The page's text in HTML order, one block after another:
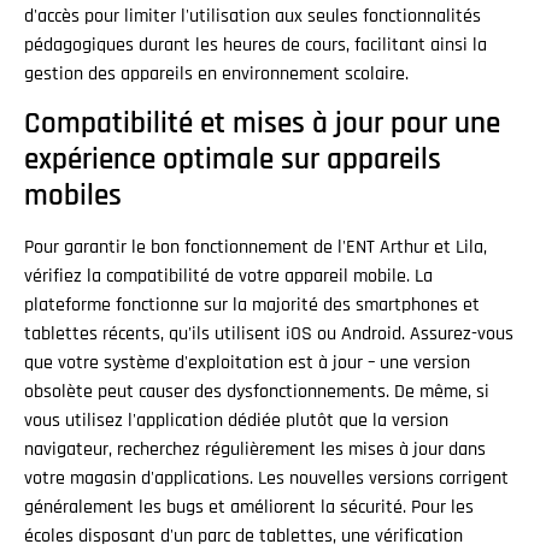
d'accès pour limiter l'utilisation aux seules fonctionnalités
pédagogiques durant les heures de cours, facilitant ainsi la
gestion des appareils en environnement scolaire.
Compatibilité et mises à jour pour une
expérience optimale sur appareils
mobiles
Pour garantir le bon fonctionnement de l'ENT Arthur et Lila,
vérifiez la compatibilité de votre appareil mobile. La
plateforme fonctionne sur la majorité des smartphones et
tablettes récents, qu'ils utilisent iOS ou Android. Assurez-vous
que votre système d'exploitation est à jour – une version
obsolète peut causer des dysfonctionnements. De même, si
vous utilisez l'application dédiée plutôt que la version
navigateur, recherchez régulièrement les mises à jour dans
votre magasin d'applications. Les nouvelles versions corrigent
généralement les bugs et améliorent la sécurité. Pour les
écoles disposant d'un parc de tablettes, une vérification